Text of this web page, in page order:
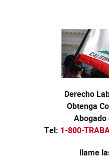
Derecho
Obtenga
Abogado
Tel: 1-800-
llame